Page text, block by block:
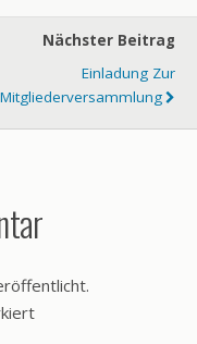
Nächster Beitrag
Einladung Zur
Mitgliederversammlung